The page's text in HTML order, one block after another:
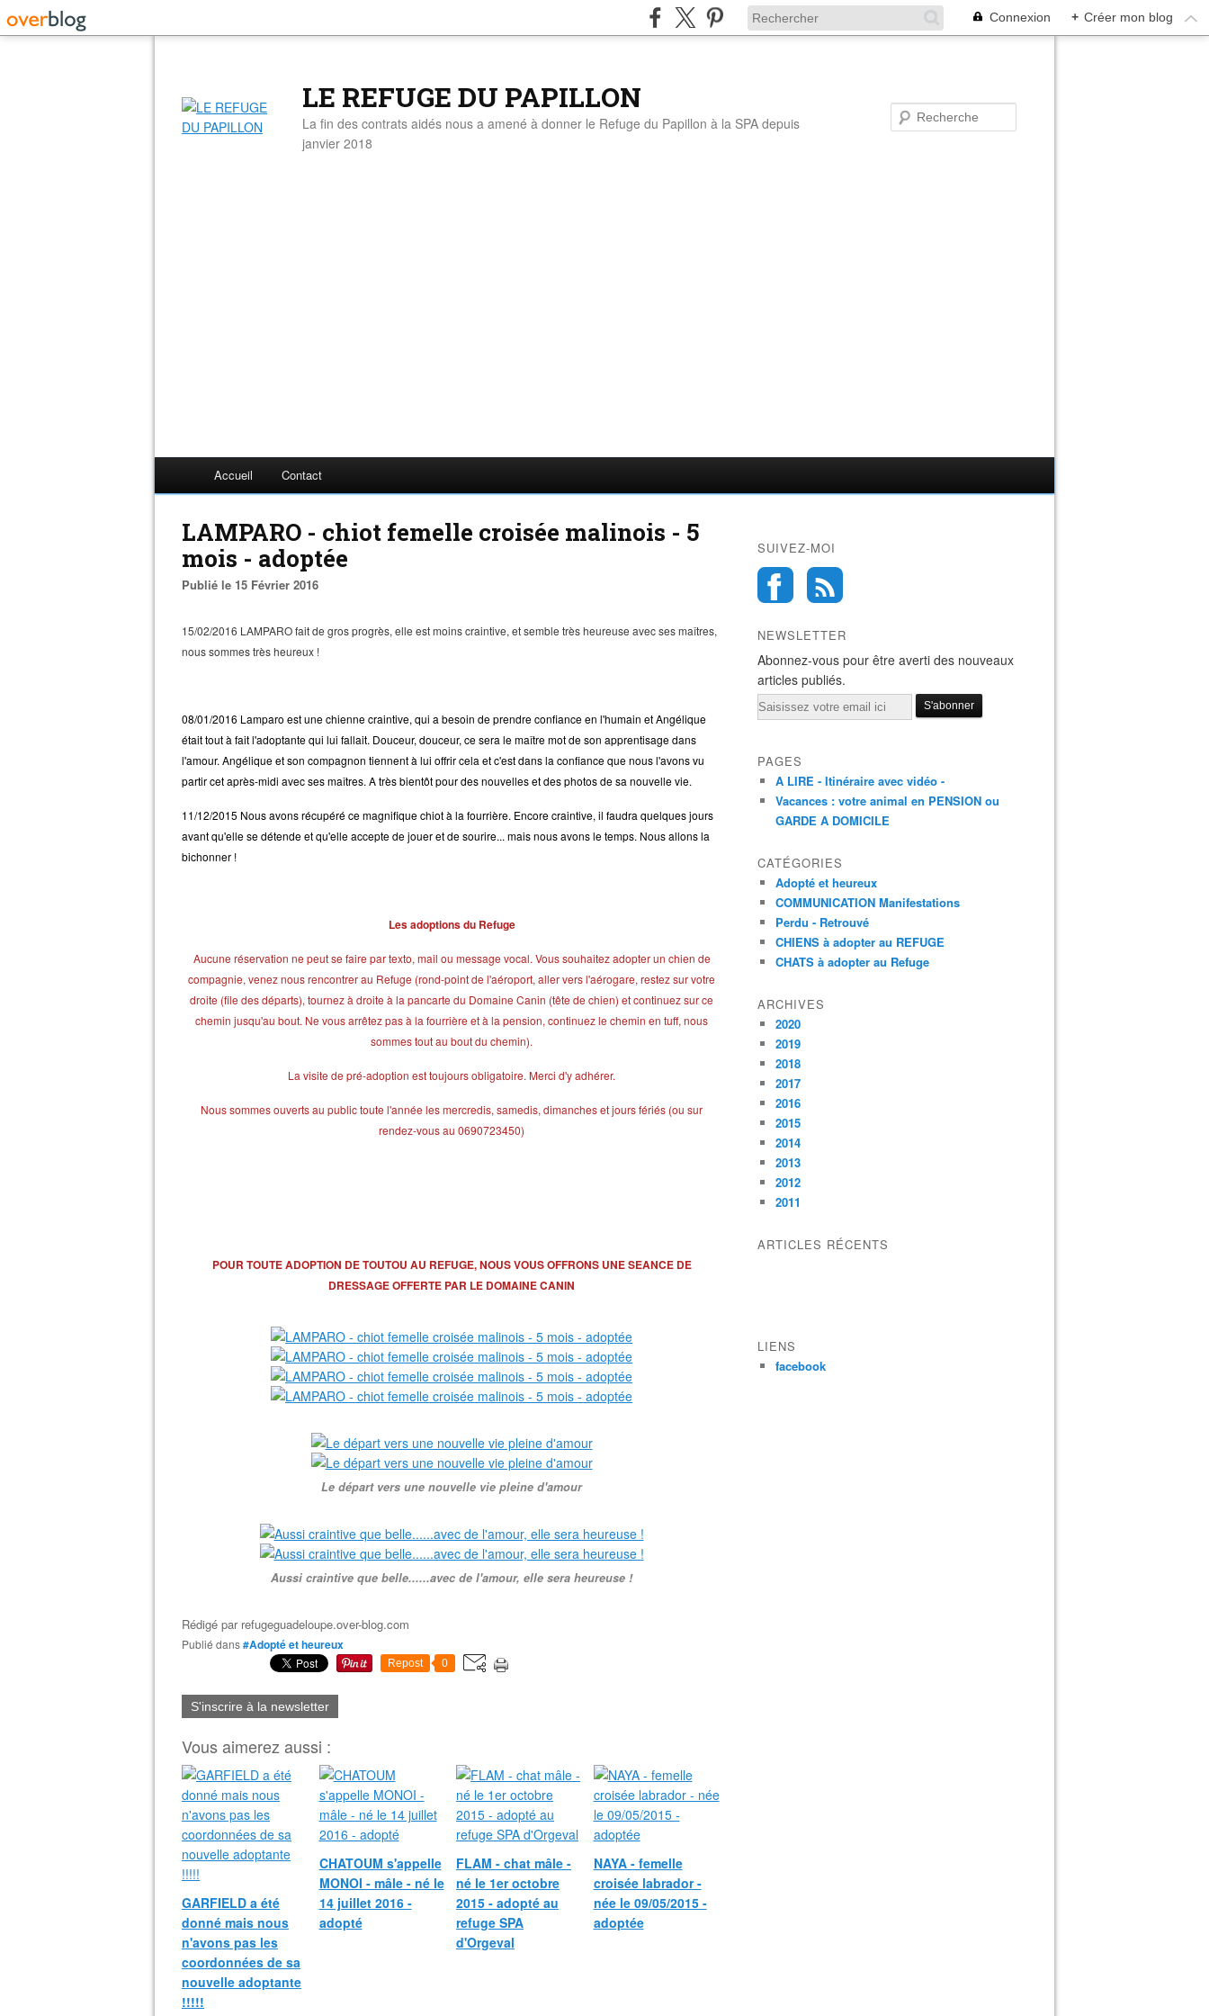
Connexion + Créer mon blog
LE REFUGE DU PAPILLON
La fin des contrats aidés nous a amené à donner le Refuge du Papillon à la SPA depuis
janvier 2018
Accueil Contact
LAMPARO - chiot femelle croisée malinois - 5
mois - adoptée
Publié le 15 Février 2016
15/02/2016 LAMPARO fait de gros progrès, elle est moins craintive, et semble très heureuse avec ses maîtres,
nous sommes très heureux !
08/01/2016 Lamparo est une chienne craintive, qui a besoin de prendre confiance en l'humain et Angélique
était tout à fait l'adoptante qui lui fallait. Douceur, douceur, ce sera le maître mot de son apprentisage dans
l'amour. Angélique et son compagnon tiennent à lui offrir cela et c'est dans la confiance que nous l'avons vu
partir cet après-midi avec ses maîtres. A très bientôt pour des nouvelles et des photos de sa nouvelle vie.
11/12/2015 Nous avons récupéré ce magnifique chiot à la fourrière. Encore craintive, il faudra quelques jours
avant qu'elle se détende et qu'elle accepte de jouer et de sourire... mais nous avons le temps. Nous allons la
bichonner !
Les adoptions du Refuge
Aucune réservation ne peut se faire par texto, mail ou message vocal. Vous souhaitez adopter un chien de
compagnie, venez nous rencontrer au Refuge (rond-point de l'aéroport, aller vers l'aérogare, restez sur votre
droite (file des départs), tournez à droite à la pancarte du Domaine Canin (tête de chien) et continuez sur ce
chemin jusqu'au bout. Ne vous arrêtez pas à la fourrière et à la pension, continuez le chemin en tuff, nous
sommes tout au bout du chemin).
La visite de pré-adoption est toujours obligatoire. Merci d'y adhérer.
Nous sommes ouverts au public toute l'année les mercredis, samedis, dimanches et jours fériés (ou sur
rendez-vous au 0690723450)
POUR TOUTE ADOPTION DE TOUTOU AU REFUGE, NOUS VOUS OFFRONS UNE SEANCE DE
DRESSAGE OFFERTE PAR LE DOMAINE CANIN
Le départ vers une nouvelle vie pleine d'amour
Aussi craintive que belle......avec de l'amour, elle sera heureuse !
Rédigé par refugeguadeloupe.over-blog.com
Publié dans#Adopté et heureux
Repost 0
S'inscrire à la newsletter
Vous aimerez aussi :
GARFIELD a été
donné mais nous
n'avons pas les
coordonnées de sa
nouvelle adoptante
!!!!!
CHATOUM s'appelle
MONOI - mâle - né le
14 juillet 2016 -
adopté
FLAM - chat mâle -
né le 1er octobre
2015 - adopté au
refuge SPA
d'Orgeval
NAYA - femelle
croisée labrador -
née le 09/05/2015 -
adoptée
SUIVEZ-MOI
NEWSLETTER
Abonnez-vous pour être averti des nouveaux
articles publiés.
Email
PAGES
A LIRE - Itinéraire avec vidéo -
Vacances : votre animal en PENSION ou
GARDE A DOMICILE
CATÉGORIES
Adopté et heureux
COMMUNICATION Manifestations
Perdu - Retrouvé
CHIENS à adopter au REFUGE
CHATS à adopter au Refuge
ARCHIVES
2020
2019
2018
2017
2016
2015
2014
2013
2012
2011
ARTICLES RÉCENTS
LIENS
facebook